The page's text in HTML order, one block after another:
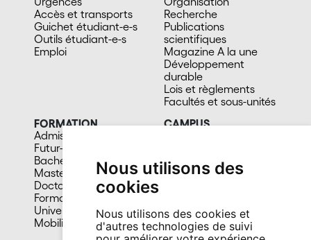
Nous utilisons des
cookies
Nous utilisons des cookies et
d'autres technologies de suivi
Accès et transports
Guichet étudiant-e-s
Outils étudiant-e-s
Emploi
Recherche
Publications
scientifiques
Magazine A la une
Développement
durable
Lois et règlements
Facultés et sous-unités
FORMATION
Admission
Futur-e étudiant-e
Bachelors
Masters
Doctorat
Formation continue
Université du 3e âge
Mobilité
CAMPUS
Sports
Santé